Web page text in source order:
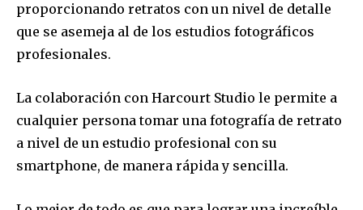
proporcionando retratos con un nivel de detalle
que se asemeja al de los estudios fotográficos
profesionales.
La colaboración con Harcourt Studio le permite a
cualquier persona tomar una fotografía de retrato
a nivel de un estudio profesional con su
smartphone, de manera rápida y sencilla.